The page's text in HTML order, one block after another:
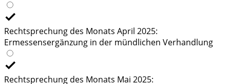
Rechtsprechung des Monats April 2025:
Ermessensergänzung in der mündlichen Verhandlung
Rechtsprechung des Monats Mai 2025: